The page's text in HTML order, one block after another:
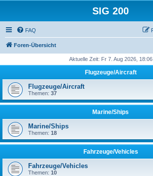
SIG 200
FAQ
Foren-Übersicht
Aktuelle Zeit: Fr 7. Aug 2026, 18:06
Flugzeuge/Aircraft
Flugzeuge/Aircraft
Themen: 37
Marine/Ships
Marine/Ships
Themen: 18
Fahrzeuge/Vehicles
Fahrzeuge/Vehicles
Themen: 10